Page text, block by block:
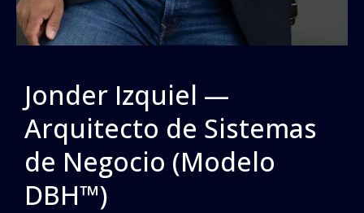
Jonder Izquiel —
Arquitecto de Sistemas
de Negocio (Modelo
DBH™)